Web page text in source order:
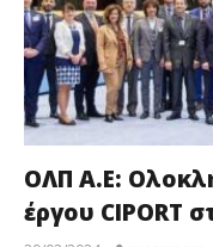
ΟΛΠ Α.Ε:
έργου CIPORT